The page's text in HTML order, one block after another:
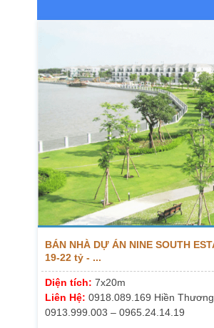
BÁN NHÀ DỰ ÁN NINE SOUTH
19-22 tỷ - ...
Diện tích: 7x20m
Liên Hệ: 0918.089.169 Hiền
0913.999.003 – 0965.24.14.19